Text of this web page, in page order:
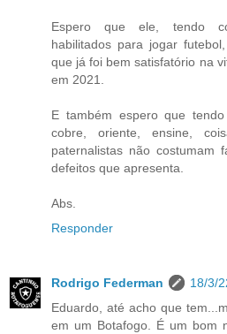
Espero que ele, tendo
habilitados para jogar
que já foi bem satisfatório na
em 2021.
E também espero que
cobre, oriente, ensine,
paternalistas não costumam
defeitos que apresenta.
Abs.
Responder
Rodrigo Federman
18/3/
Eduardo, até acho que
em um Botafogo. É um bom